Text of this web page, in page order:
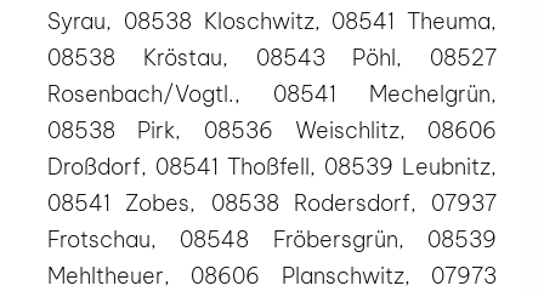
Syrau, 08538 Kloschwitz, 08541 Theuma,
08538 Kröstau, 08543 Pöhl, 08527
Rosenbach/Vogtl., 08541 Mechelgrün,
08538 Pirk, 08536 Weischlitz, 08606
Droßdorf, 08541 Thoßfell, 08539 Leubnitz,
08541 Zobes, 08538 Rodersdorf, 07937
Frotschau, 08548 Fröbersgrün, 08539
Mehltheuer, 08606 Planschwitz, 07973